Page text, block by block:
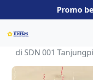
Promo
Home
BPR DBS
di SDN 001